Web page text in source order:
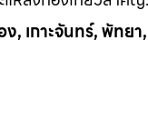
เกาะจันทร์, พัทย